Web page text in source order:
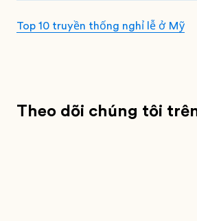
Top 10 truyền thống nghỉ lễ ở Mỹ
Theo dõi chúng tôi